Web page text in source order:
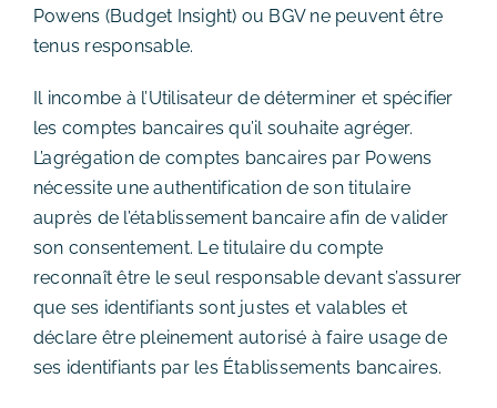
Powens (Budget Insight) ou BGV ne peuvent être
tenus responsable.
Il incombe à l’Utilisateur de déterminer et spécifier
les comptes bancaires qu’il souhaite agréger.
L’agrégation de comptes bancaires par Powens
nécessite une authentification de son titulaire
auprès de l’établissement bancaire afin de valider
son consentement. Le titulaire du compte
reconnaît être le seul responsable devant s’assurer
que ses identifiants sont justes et valables et
déclare être pleinement autorisé à faire usage de
ses identifiants par les Établissements bancaires.